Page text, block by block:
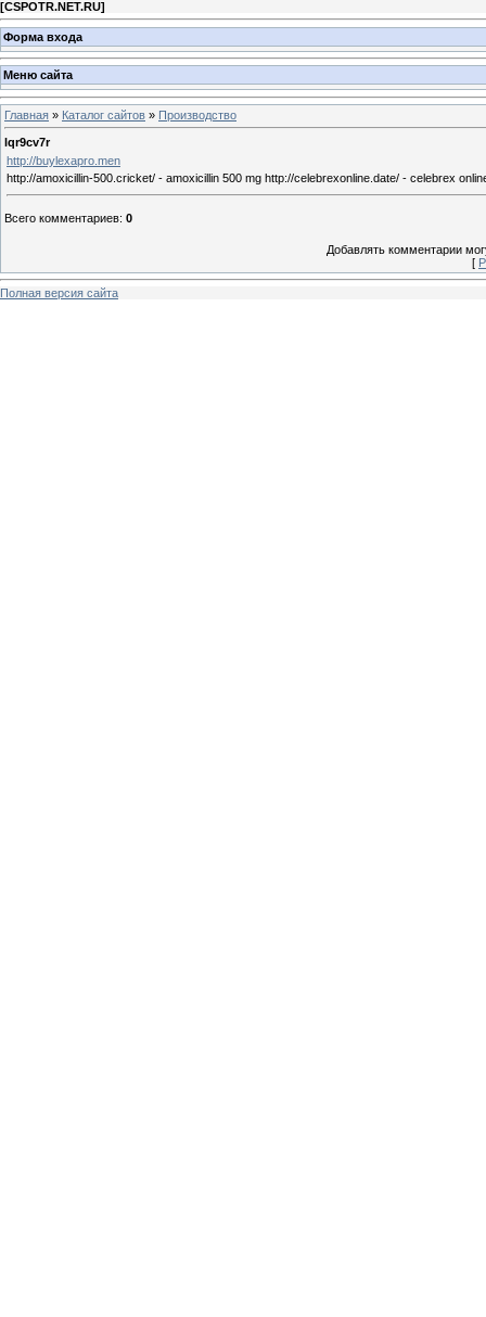
[CSPOTR.NET.RU]
Форма входа
Меню сайта
Главная » Каталог сайтов » Производство
lqr9cv7r
http://buylexapro.men
http://amoxicillin-500.cricket/ - amoxicillin 500 mg http://celebrexonline.date/ - celebrex
Всего комментариев: 0
Добавлять комментарии
[
Полная версия сайта